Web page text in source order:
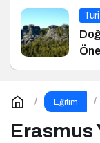
Eğitim
Erasmus